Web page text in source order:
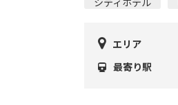
エリア
最寄り駅